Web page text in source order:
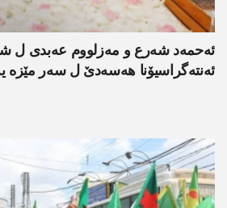
ئەحمەد شەرع و مەزلووم عەبدی ل
ئەنتەگراسیۆنا ھەسەدێ ل سەر مێزە